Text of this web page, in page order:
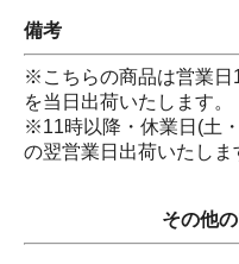
備考
※こちらの商品は営業日
を当日出荷いたします。
※11時以降・休業日(土
の翌営業日出荷いたしま
その他